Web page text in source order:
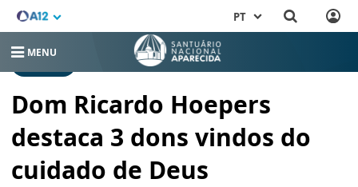
PT
MENU
Dom Ricardo Hoepers
destaca 3 dons vindos do
cuidado de Deus